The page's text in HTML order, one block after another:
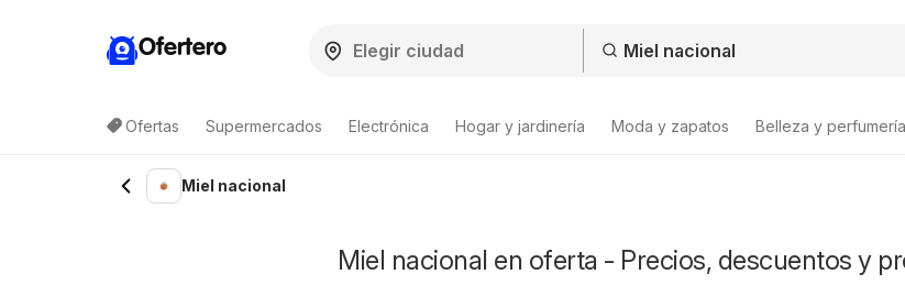
Ofertero
Ofertas Supermercados Electrónica Hogar y jardinería Moda y zapatos Belleza y perfumería
Lista de productosMiel nacional
Miel nacional en oferta - Precios, descuentos y